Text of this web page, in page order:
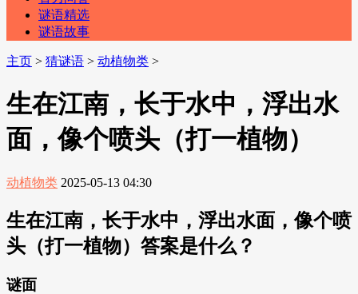
谜语精选
谜语故事
主页 > 猜谜语 > 动植物类 >
生在江南，长于水中，浮出水
面，像个喷头（打一植物）
动植物类 2025-05-13 04:30
生在江南，长于水中，浮出水面，像个喷
头（打一植物）答案是什么？
谜面